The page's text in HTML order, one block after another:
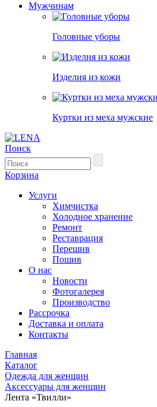
Мужчинам
Головные уборы
Изделия из кожи
Куртки из меха мужские
Поиск
Корзина
Услуги
Химчистка
Холодное хранение
Ремонт
Реставрация
Перешив
Пошив
О нас
Новости
Фотогалерея
Производство
Рассрочка
Доставка и оплата
Контакты
Главная
Каталог
Одежда для женщин
Аксессуары для женщин
Лента «Твилли»